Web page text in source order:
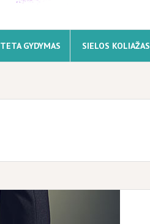
TETA GYDYMAS SIELOS KOLIAŽAS